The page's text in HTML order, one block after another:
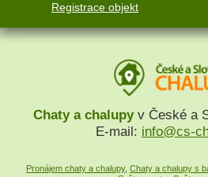
Registrace objekt
Chaty a chalupyv České a
E-mail: info@cs-
Pronájem chaty a chalupy, Chaty a chalupy s